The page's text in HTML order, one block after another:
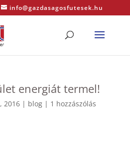
info@gazdasagosfutesek.hu
energiát termel!
2016| blog| 1 hozzászólás